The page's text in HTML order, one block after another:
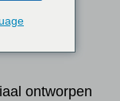
te
ontworpen